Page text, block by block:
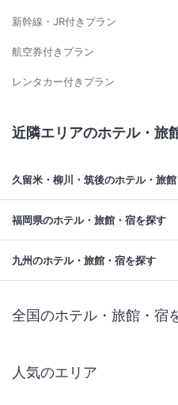
新幹線・JR付きプラン
航空券付きプラン
レンタカー付きプラン
近隣エリアのホテル・旅
久留米・柳川・筑後のホテル・旅
福岡県のホテル・旅館・宿を探す
九州のホテル・旅館・宿を探す
全国のホテル・旅館・宿
人気のエリア